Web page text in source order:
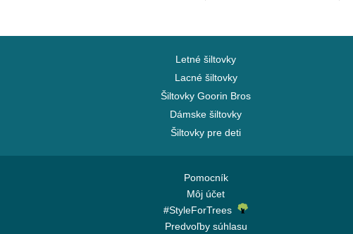
Letné šiltovky
Lacné šiltovky
Šiltovky Goorin Bros
Dámske šiltovky
Šiltovky pre deti
Pomocník
Môj účet
#StyleForTrees
Predvoľby súhlasu